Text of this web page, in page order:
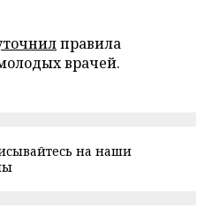
правила
врачей.
на наши